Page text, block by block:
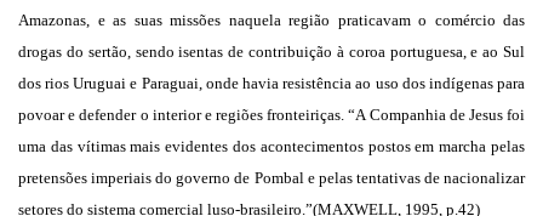
Amazonas, e as suas missões naquela região praticavam o comércio das
drogas do sertão, sendo isentas de contribuição à coroa portuguesa, e ao Sul
dos rios Uruguai e Paraguai, onde havia resistência ao uso dos indígenas para
povoar e defender o interior e regiões fronteiriças. “A Companhia de Jesus foi
uma das vítimas mais evidentes dos acontecimentos postos em marcha pelas
pretensões imperiais do governo de Pombal e pelas tentativas de nacionalizar
setores do sistema comercial luso-brasileiro.”(MAXWELL, 1995, p.42)